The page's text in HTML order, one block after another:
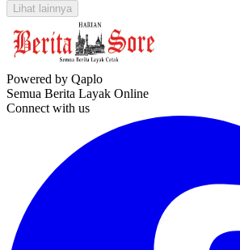
Lihat lainnya
Powered by Qaplo
Semua Berita Layak Online
Connect with us